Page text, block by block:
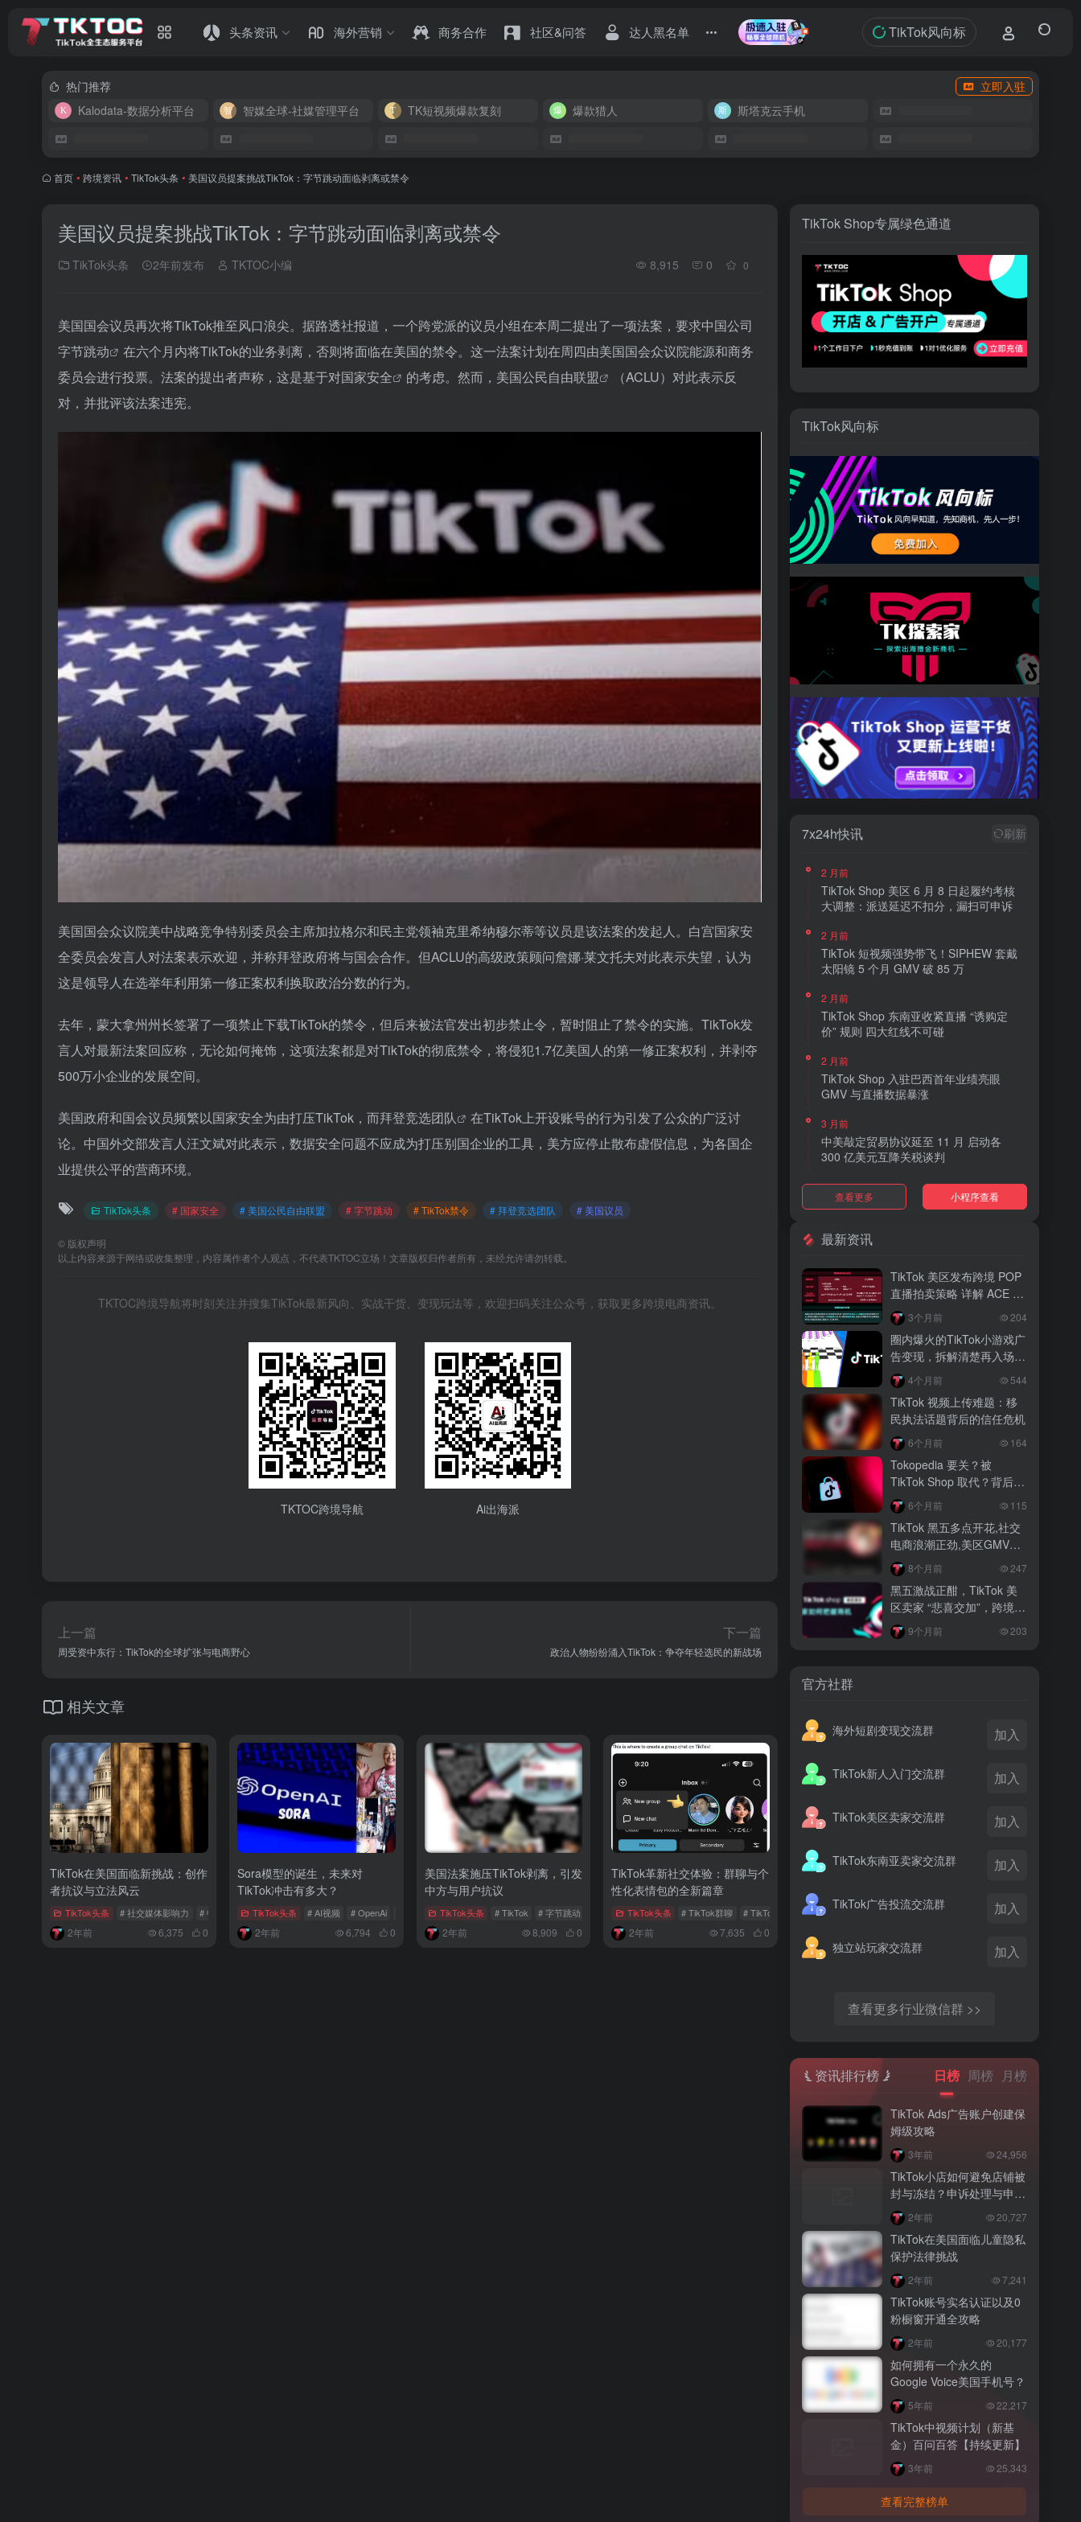
头条资讯 海外营销 商务合作 社区&问答 达人黑名单 TikTok风向标
热门推荐
立即入驻
Kalodata-数据分析平台
智媒全球-社媒管理平台 TK短视频爆款复刻 爆款猎人 斯塔克云手机
首页 • 跨境资讯 • TikTok头条 • 美国议员提案挑战TikTok：字节跳动面临剥离或禁令
美国议员提案挑战TikTok：字节跳动面临剥离或禁令
TikTok头条 2年前发布 TKTOC小编 8,915 0 0
美国国会议员再次将TikTok推至风口浪尖。据路透社报道，一个跨党派的议员小组在本周二提出了一项法案，要求中国公司
字节跳动
在六个月内将TikTok的业务剥离，否则将面临在美国的禁令。这一法案计划在周四由美国国会众议院能源和商务
委员会进行投票。法案的提出者声称，这是基于对国家安全 的考虑。然而， 美国公民自由联盟
（ACLU）对此表示反
对，并批评该法案违宪。
美国国会众议院美中战略竞争特别委员会主席加拉格尔和民主党领袖克里希纳穆尔蒂等议员是该法案的发起人。白宫国家安
全委员会发言人对法案表示欢迎，并称拜登政府将与国会合作。但ACLU的高级政策顾问詹娜·莱文托夫对此表示失望，认为
这是领导人在选举年利用第一修正案权利换取政治分数的行为。
去年，蒙大拿州州长签署了一项禁止下载TikTok的禁令，但后来被法官发出初步禁止令，暂时阻止了禁令的实施。TikTok发
言人对最新法案回应称，无论如何掩饰，这项法案都是对TikTok的彻底禁令，将侵犯1.7亿美国人的第一修正案权利，并剥夺
500万小企业的发展空间。
美国政府和国会议员频繁以国家安全为由打压TikTok，而拜登竞选团队
在TikTok上开设账号的行为引发了公众的广泛讨
论。中国外交部发言人汪文斌对此表示，数据安全问题不应成为打压别国企业的工具，美方应停止散布虚假信息，为各国企
业提供公平的营商环境。
TikTok头条 # 国家安全 # 美国公民自由联盟 # 字节跳动 # TikTok禁令 # 拜登竞选团队 # 美国议员
© 版权声明
以上内容来源于网络或收集整理，内容属作者个人观点，不代表TKTOC立场！文章版权归作者所有，未经允许请勿转载。
TKTOC跨境导航将时刻关注并搜集TikTok最新风向、实战干货、变现玩法等，欢迎扫码关注公众号，获取更多跨境电商资讯。
TKTOC跨境导航 Ai出海派
上一篇
周受资中东行：TikTok的全球扩张与电商野心
下一篇
政治人物纷纷涌入TikTok：争夺年轻选民的新战场
相关文章
TikTok在美国面临新挑战：创作
者抗议与立法风云
TikTok头条 # 社交媒体影响力 # 中美关系 # TikTok美国立法
2年前 6,375 0
Sora模型的诞生，未来对
TikTok冲击有多大？
TikTok头条 # AI视频 # OpenAi
2年前 6,794 0
美国法案施压TikTok剥离，引发
中方与用户抗议
TikTok头条 # TikTok # 字节跳动 # 美国法案
2年前 8,909 0
TikTok革新社交体验：群聊与个
性化表情包的全新篇章
TikTok头条 # TikTok群聊 # TikTok群组聊天 # TikTok个性化表情包
2年前 7,635 0
TikTok Shop专属绿色通道
TikTok风向标
7x24h快讯 刷新
2 月前
TikTok Shop 美区 6 月 8 日起履约考核
大调整：派送延迟不扣分，漏扫可申诉
2 月前
TikTok 短视频强势带飞！SIPHEW 套戴
太阳镜 5 个月 GMV 破 85 万
2 月前
TikTok Shop 东南亚收紧直播 “诱购定
价” 规则 四大红线不可碰
2 月前
TikTok Shop 入驻巴西首年业绩亮眼
GMV 与直播数据暴涨
3 月前
中美敲定贸易协议延至 11 月 启动各
300 亿美元互降关税谈判
3 月前
TikTok Shop 上线 “三日达” 标签 履约
3 月前
AI 购物代理化趋势明显 30% 美国消费
者接受 AI 代下单
3 月前
TikTok Shop 爱尔兰全面开放入驻 本土
品牌可零门槛开店
3 月前
音乐节降噪耳塞风靡欧美 DTC 品牌单日
营收突破 200 万元
3 月前
越南监管出手核查Shopee、TikTok
Shop涨价行为，佣金调整遭调查
3 月前
TikTok Shop 印尼推出出海项目 助力本
土品牌开拓东南亚市场
TikTok Shop 英美周榜出炉 美妆家居成
两大热销主力
查看更多 小程序查看
最新资讯
TikTok 美区发布跨境 POP
直播拍卖策略 详解 ACE 选
品与三大拍卖机制
3个月前 204
圈内爆火的TikTok小游戏广
告变现，拆解清楚再入场，
别盲目跟风
4个月前 544
TikTok 视频上传难题：移
民执法话题背后的信任危机
6个月前 164
Tokopedia 要关？被
TikTok Shop 取代？背后真
相大揭秘！
6个月前 115
TikTok 黑五多点开花,社交
电商浪潮正劲,美区GMV突
破35亿8个月前 247
黑五激战正酣，TikTok 美
区卖家 “悲喜交加”，跨境电
商路在何方？
9个月前 203
官方社群
海外短剧变现交流群 加入
TikTok新人入门交流群 加入
TikTok美区卖家交流群 加入
TikTok东南亚卖家交流群 加入
TikTok广告投流交流群 加入
独立站玩家交流群 加入
查看更多行业微信群 >>
资讯排行榜 日榜 周榜 月榜
TikTok Ads广告账户创建保
姆级攻略
3年前 24,956
TikTok小店如何避免店铺被
封与冻结？申诉处理与申诉
策略 2年前 20,727
TikTok在美国面临儿童隐私
保护法律挑战
2年前 7,241
TikTok账号实名认证以及0
粉橱窗开通全攻略
2年前 20,177
如何拥有一个永久的
Google Voice美国手机号？
5年前 22,217
TikTok中视频计划（新基
金）百问百答【持续更新】
3年前 25,343
查看完整榜单